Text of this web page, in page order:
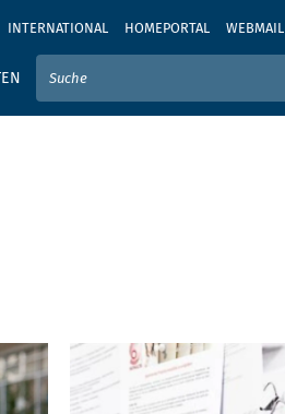
INTERNATIONAL HOMEPORTAL WEBMAIL
IHREN SUCHBEGRIFF EIN